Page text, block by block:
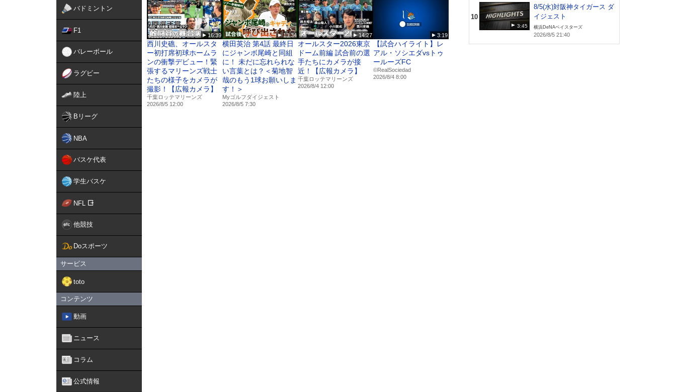
バドミントン
F1
バレーボール
ラグビー
陸上
Bリーグ
NBA
バスケ代表
学生バスケ
NFL
他競技
Doスポーツ
サービス
toto
コンテンツ
動画
ニュース
コラム
公式情報
🟥🟨🟥🟨🟥🟨🟥🟨🟥
#ナンバーワンだけが見られる景色がある
#陸上 #アジア大会 #日本代表選考会
16:39
西川史礁、オールスタ
ー初打席初球ホームラ
ンの衝撃デビュー！緊
張するマリーンズ戦士
たちの様子をカメラが
撮影！【広報カメラ】
千葉ロッテマリーンズ
2026/8/5 12:00
13:34
横田英治 第4話 最終日
にジャンボ尾崎と同組
に！ 未だに忘れられな
い言葉とは？＜菊地智
哉のもう1球お願いしま
す！＞
Myゴルフダイジェスト
2026/8/5 7:30
14:27
オールスター2026東京
ドーム前編 試合前の選
手たちにカメラが接
近！【広報カメラ】
千葉ロッテマリーンズ
2026/8/4 12:00
3:19
【試合ハイライト】レ
アル・ソシエダvsトゥ
ールーズFC
©RealSociedad
2026/8/4 8:00
10
3:45
8/5(水)対阪神タイガース ダ
イジェスト
横浜DeNAベイスターズ
2026/8/5 21:40